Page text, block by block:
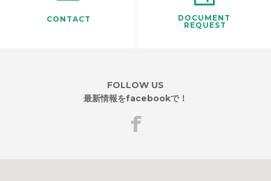
CONTACT
DOCUMENT
REQUEST
FOLLOW US
最新情報をfacebookで！